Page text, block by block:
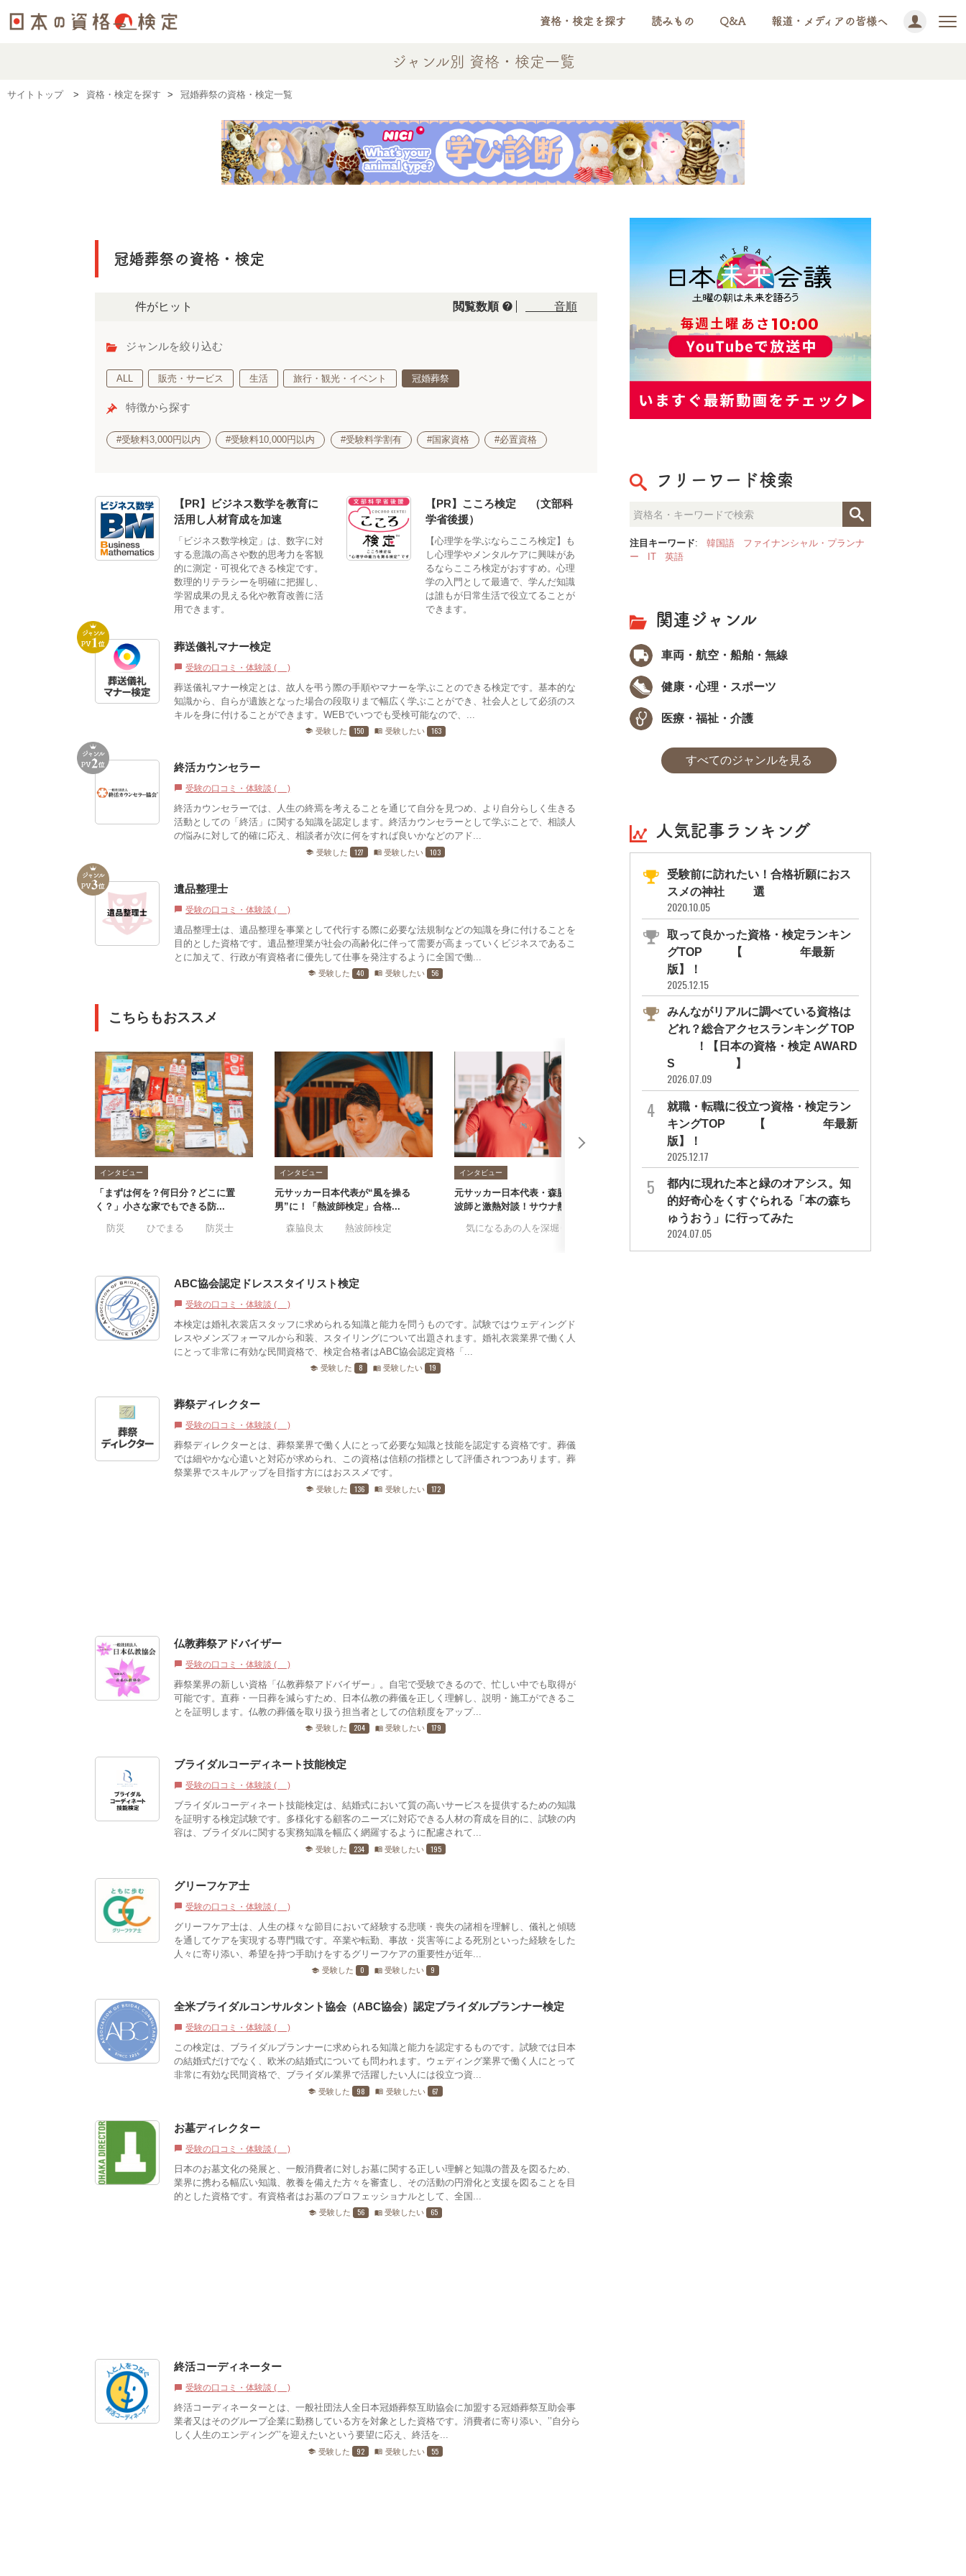
資格・検定を探す 読みもの Q&A 報道・メディアの皆様へ
ジャンル別 資格・検定一覧
サイトトップ 資格・検定を探す 冠婚葬祭の資格・検定一覧
冠婚葬祭の資格・検定
11件がヒット 閲覧数順 help 50音順
ジャンルを絞り込む
ALL 販売・サービス 生活 旅行・観光・イベント 冠婚葬祭
特徴から探す
#受験料3,000円以内 #受験料10,000円以内 #受験料学割有 #国家資格 #必置資格
【PR】ビジネス数学を教育に
活用し人材育成を加速
「ビジネス数学検定」は、数字に対
する意識の高さや数的思考力を客観
的に測定・可視化できる検定です。
数理的リテラシーを明確に把握し、
学習成果の見える化や教育改善に活
用できます。
【PR】こころ検定®（文部科
学省後援）
【心理学を学ぶならこころ検定】も
し心理学やメンタルケアに興味があ
るならこころ検定がおすすめ。心理
学の入門として最適で、学んだ知識
は誰もが日常生活で役立てることが
できます。
葬送儀礼マナー検定
chat_bubble 受験の口コミ・体験談 (1)
葬送儀礼マナー検定とは、故人を弔う際の手順やマナーを学ぶことのできる検定です。基本的な
知識から、自らが遺族となった場合の段取りまで幅広く学ぶことができ、社会人として必須のス
キルを身に付けることができます。WEBでいつでも受検可能なので、...
school 受験した 150 menu_book 受験したい 163
終活カウンセラー
chat_bubble 受験の口コミ・体験談 (0)
終活カウンセラーでは、人生の終焉を考えることを通じて自分を見つめ、より自分らしく生きる
活動としての「終活」に関する知識を認定します。終活カウンセラーとして学ぶことで、相談人
の悩みに対して的確に応え、相談者が次に何をすれば良いかなどのアド...
school 受験した 127 menu_book 受験したい 103
遺品整理士
chat_bubble 受験の口コミ・体験談 (0)
遺品整理士は、遺品整理を事業として代行する際に必要な法規制などの知識を身に付けることを
目的とした資格です。遺品整理業が社会の高齢化に伴って需要が高まっていくビジネスであるこ
とに加えて、行政が有資格者に優先して仕事を発注するように全国で働...
school 受験した 40 menu_book 受験したい 56
こちらもおススメ
インタビュー
「まずは何を？何日分？どこに置
く？」小さな家でもできる防...
#防災
#ひでまる #防災士 #防災備蓄収納プランナー
インタビュー
元サッカー日本代表が“風を操る
男”に！「熱波師検定」合格...
#森脇良太
#熱波師検定
インタビュー
元サッカー日本代表・森脇良太が熱
波師と激熱対談！サウナ熱...
#気になるあの人を深堀り
#熱波師検定
勉強脳を完全オフに！休息モードへ
の切り替えはナリンの「サ...
#GOOD THINGS for STUDY
勉強中の「飽きた・眠い」は脳疲労
のサイン。睡眠のひと工夫...
ABC協会認定ドレススタイリスト検定
chat_bubble 受験の口コミ・体験談 (0)
本検定は婚礼衣裳店スタッフに求められる知識と能力を問うものです。試験ではウェディングド
レスやメンズフォーマルから和装、スタイリングについて出題されます。婚礼衣裳業界で働く人
にとって非常に有効な民間資格で、検定合格者はABC協会認定資格「...
school 受験した 8 menu_book 受験したい 19
葬祭ディレクター
chat_bubble 受験の口コミ・体験談 (1)
葬祭ディレクターとは、葬祭業界で働く人にとって必要な知識と技能を認定する資格です。葬儀
では細やかな心遣いと対応が求められ、この資格は信頼の指標として評価されつつあります。葬
祭業界でスキルアップを目指す方にはおススメです。
school 受験した 136 menu_book 受験したい 172
仏教葬祭アドバイザー
chat_bubble 受験の口コミ・体験談 (0)
葬祭業界の新しい資格「仏教葬祭アドバイザー」。自宅で受験できるので、忙しい中でも取得が
可能です。直葬・一日葬を減らすため、日本仏教の葬儀を正しく理解し、説明・施工ができるこ
とを証明します。仏教の葬儀を取り扱う担当者としての信頼度をアップ...
school 受験した 204 menu_book 受験したい 179
ブライダルコーディネート技能検定
chat_bubble 受験の口コミ・体験談 (0)
ブライダルコーディネート技能検定は、結婚式において質の高いサービスを提供するための知識
を証明する検定試験です。多様化する顧客のニーズに対応できる人材の育成を目的に、試験の内
容は、ブライダルに関する実務知識を幅広く網羅するように配慮されて...
school 受験した 234 menu_book 受験したい 195
グリーフケア士
chat_bubble 受験の口コミ・体験談 (0)
グリーフケア士は、人生の様々な節目において経験する悲嘆・喪失の諸相を理解し、儀礼と傾聴
を通してケアを実現する専門職です。卒業や転勤、事故・災害等による死別といった経験をした
人々に寄り添い、希望を持つ手助けをするグリーフケアの重要性が近年...
school 受験した 0 menu_book 受験したい 9
全米ブライダルコンサルタント協会（ABC協会）認定ブライダルプランナー検定
chat_bubble 受験の口コミ・体験談 (0)
この検定は、ブライダルプランナーに求められる知識と能力を認定するものです。試験では日本
の結婚式だけでなく、欧米の結婚式についても問われます。ウェディング業界で働く人にとって
非常に有効な民間資格で、ブライダル業界で活躍したい人には役立つ資...
school 受験した 98 menu_book 受験したい 67
お墓ディレクター
chat_bubble 受験の口コミ・体験談 (0)
日本のお墓文化の発展と、一般消費者に対しお墓に関する正しい理解と知識の普及を図るため、
業界に携わる幅広い知識、教養を備えた方々を審査し、その活動の円滑化と支援を図ることを目
的とした資格です。有資格者はお墓のプロフェッショナルとして、全国...
school 受験した 56 menu_book 受験したい 65
終活コーディネーター
chat_bubble 受験の口コミ・体験談 (0)
終活コーディネーターとは、一般社団法人全日本冠婚葬祭互助協会に加盟する冠婚葬祭互助会事
業者又はそのグループ企業に勤務している方を対象とした資格です。消費者に寄り添い、’’自分ら
しく人生のエンディング’’を迎えたいという要望に応え、終活を...
school 受験した 92 menu_book 受験したい 55
フリーワード検索
注目キーワード: 韓国語
ファイナンシャル・プランナ
ー
IT 英語
関連ジャンル
車両・航空・船舶・無線
健康・心理・スポーツ
医療・福祉・介護
すべてのジャンルを見る
人気記事ランキング
受験前に訪れたい！合格祈願におス
スメの神社11選
2020.10.05
取って良かった資格・検定ランキン
グTOP10【2026年最新
版】！
2025.12.15
みんながリアルに調べている資格は
どれ？総合アクセスランキング TOP
10！【日本の資格・検定 AWARD
S 2026】
2026.07.09
就職・転職に役立つ資格・検定ラン
キングTOP30【2026年最新
版】！
2025.12.17
都内に現れた本と緑のオアシス。知
的好奇心をくすぐられる「本の森ち
ゅうおう」に行ってみた
2024.07.05